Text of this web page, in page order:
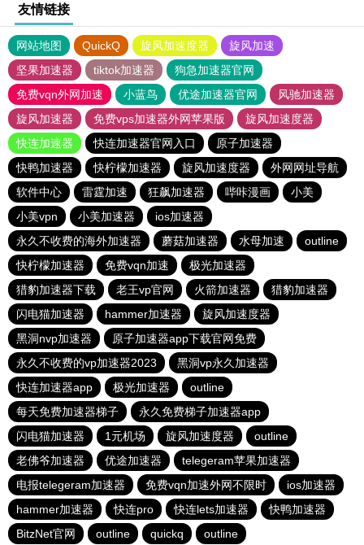
友情链接
网站地图 QuickQ 旋风加速度器
旋风加速
坚果加速器
tiktok加速器
狗急加速器官网
免费vqn外网加速
小蓝鸟 优途加速器官网
风驰加速器
旋风加速器
免费vps加速器外网苹果版
旋风加速度器
快连加速器
快连加速器官网入口
原子加速器
快鸭加速器
快柠檬加速器 旋风加速度器
外网网址导航
软件中心
雷霆加速 狂飙加速器 哔咔漫画
小美
小美vpn
小美加速器
ios加速器
永久不收费的海外加速器
蘑菇加速器 水母加速
outline
快柠檬加速器
免费vqn加速
极光加速器
猎豹加速器下载
老王vp官网 火箭加速器
猎豹加速器
闪电猫加速器
hammer加速器
旋风加速度器
黑洞nvp加速器
原子加速器app下载官网免费
永久不收费的vp加速器2023
黑洞vp永久加速器
快连加速器app
极光加速器
outline
每天免费加速器梯子
永久免费梯子加速器app
闪电猫加速器
1元机场 旋风加速度器
outline
老佛爷加速器
优途加速器
telegeram苹果加速器
电报telegeram加速器
免费vqn加速外网不限时
ios加速器
hammer加速器
快连pro 快连lets加速器
快鸭加速器
BitzNet官网
outline quickq outline